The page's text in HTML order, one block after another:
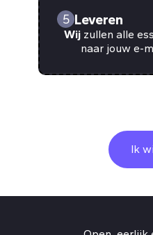
5 Leveren
Wij zullen alle
naar jouw e-
Ik